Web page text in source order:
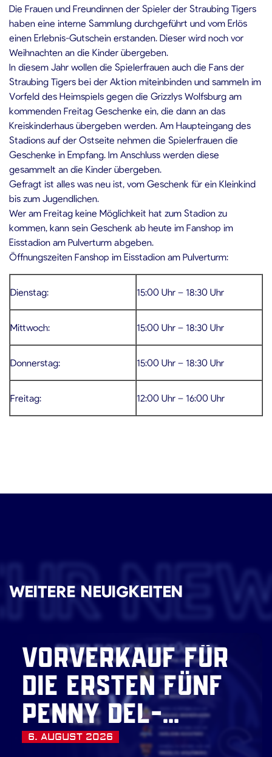
Die Frauen und Freundinnen der Spieler der Straubing Tigers
haben eine interne Sammlung durchgeführt und vom Erlös
einen Erlebnis-Gutschein erstanden. Dieser wird noch vor
Weihnachten an die Kinder übergeben.
In diesem Jahr wollen die Spielerfrauen auch die Fans der
Straubing Tigers bei der Aktion miteinbinden und sammeln im
Vorfeld des Heimspiels gegen die Grizzlys Wolfsburg am
kommenden Freitag Geschenke ein, die dann an das
Kreiskinderhaus übergeben werden. Am Haupteingang des
Stadions auf der Ostseite nehmen die Spielerfrauen die
Geschenke in Empfang. Im Anschluss werden diese
gesammelt an die Kinder übergeben.
Gefragt ist alles was neu ist, vom Geschenk für ein Kleinkind
bis zum Jugendlichen.
Wer am Freitag keine Möglichkeit hat zum Stadion zu
kommen, kann sein Geschenk ab heute im Fanshop im
Eisstadion am Pulverturm abgeben.
Öffnungszeiten Fanshop im Eisstadion am Pulverturm:
Dienstag: 15:00 Uhr – 18:30 Uhr
Mittwoch: 15:00 Uhr – 18:30 Uhr
Donnerstag: 15:00 Uhr – 18:30 Uhr
Freitag: 12:00 Uhr – 16:00 Uhr
WEITERE NEUIGKEITEN
VORVERKAUF FÜR
DIE ERSTEN FÜNF
PENNY DEL-
HEIMSPIELE
6. AUGUST 2026